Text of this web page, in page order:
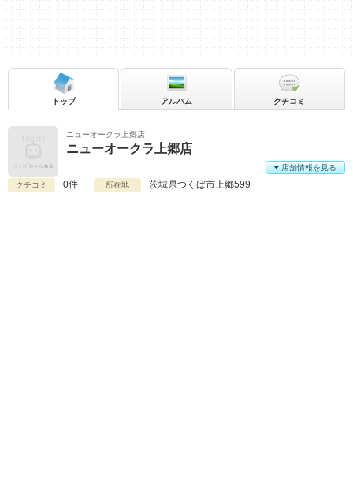
ニューオークラ上郷店
ニューオークラ上郷店
クチコミ 0件 所在地 茨城県つくば市上郷599
店舗情報を見る
トップ アルバム クチコミ